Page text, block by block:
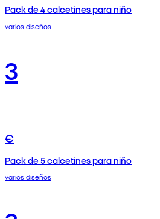
Pack de 4 calcetines para niño
varios diseños
3
€
Pack de 5 calcetines para niño
varios diseños